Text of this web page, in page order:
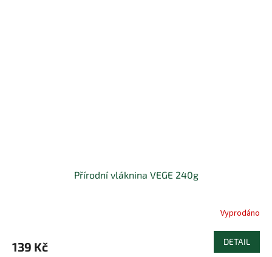
Přírodní vláknina VEGE 240g
Vyprodáno
139 Kč DETAIL